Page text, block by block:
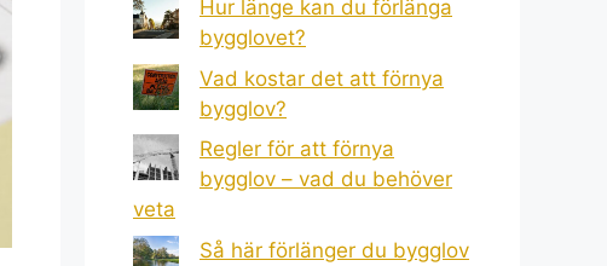
Hur länge kan du förlänga
bygglovet?
Vad kostar det att förnya
bygglov?
Regler för att förnya
bygglov – vad du behöver
veta
Så här förlänger du bygglov